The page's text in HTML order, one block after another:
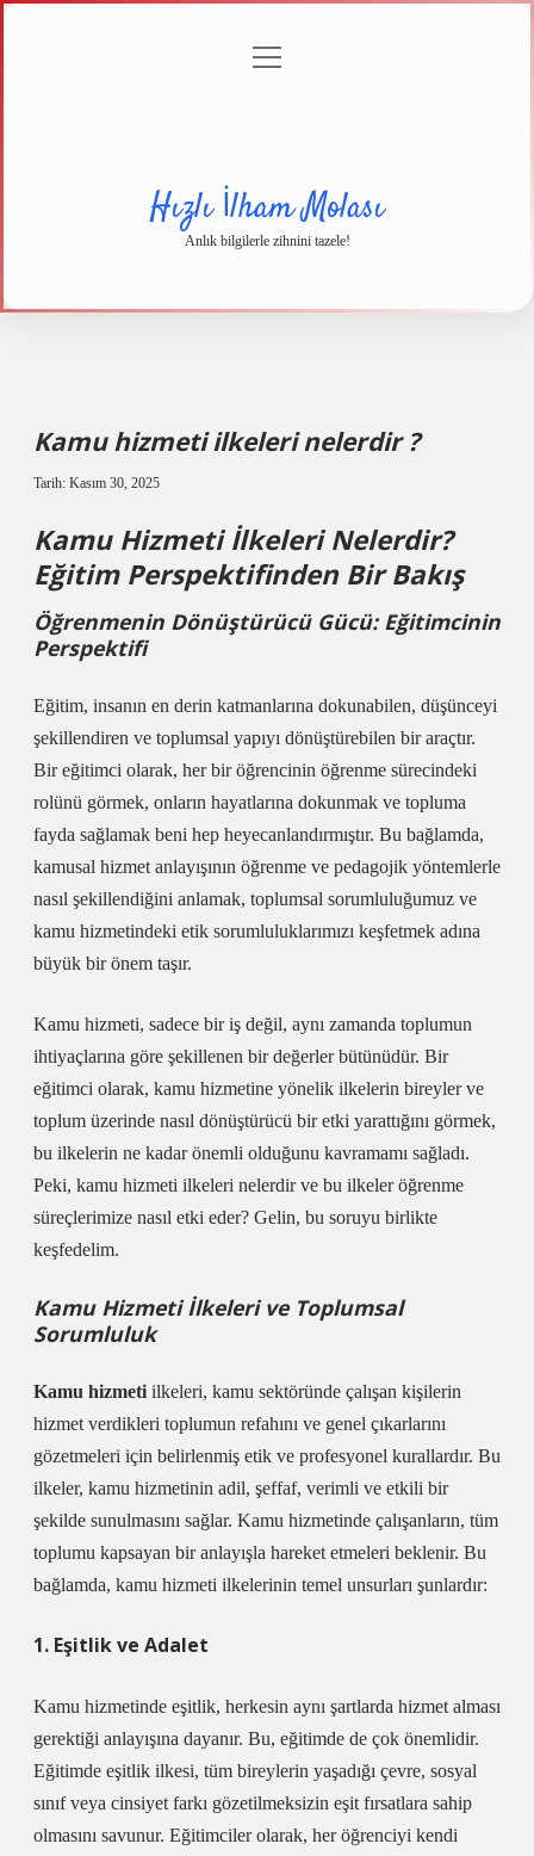
menüyü
Hızlı İlham Molası
Anlık bilgilerle zihnini tazele!
Kamu hizmeti ilkeleri nelerdir ?
Tarih: Kasım 30, 2025
Kamu Hizmeti İlkeleri Nelerdir?
Eğitim Perspektifinden Bir Bakış
Öğrenmenin Dönüştürücü Gücü: Eğitimcinin
Perspektifi
Eğitim, insanın en derin katmanlarına dokunabilen, düşünceyi
şekillendiren ve toplumsal yapıyı dönüştürebilen bir araçtır.
Bir eğitimci olarak, her bir öğrencinin öğrenme sürecindeki
rolünü görmek, onların hayatlarına dokunmak ve topluma
fayda sağlamak beni hep heyecanlandırmıştır. Bu bağlamda,
kamusal hizmet anlayışının öğrenme ve pedagojik yöntemlerle
nasıl şekillendiğini anlamak, toplumsal sorumluluğumuz ve
kamu hizmetindeki etik sorumluluklarımızı keşfetmek adına
büyük bir önem taşır.
Kamu hizmeti, sadece bir iş değil, aynı zamanda toplumun
ihtiyaçlarına göre şekillenen bir değerler bütünüdür. Bir
eğitimci olarak, kamu hizmetine yönelik ilkelerin bireyler ve
toplum üzerinde nasıl dönüştürücü bir etki yarattığını görmek,
bu ilkelerin ne kadar önemli olduğunu kavramamı sağladı.
Peki, kamu hizmeti ilkeleri nelerdir ve bu ilkeler öğrenme
süreçlerimize nasıl etki eder? Gelin, bu soruyu birlikte
keşfedelim.
Kamu Hizmeti İlkeleri ve Toplumsal
Sorumluluk
Kamu hizmeti ilkeleri, kamu sektöründe çalışan kişilerin
hizmet verdikleri toplumun refahını ve genel çıkarlarını
gözetmeleri için belirlenmiş etik ve profesyonel kurallardır. Bu
ilkeler, kamu hizmetinin adil, şeffaf, verimli ve etkili bir
şekilde sunulmasını sağlar. Kamu hizmetinde çalışanların, tüm
toplumu kapsayan bir anlayışla hareket etmeleri beklenir. Bu
bağlamda, kamu hizmeti ilkelerinin temel unsurları şunlardır:
1. Eşitlik ve Adalet
Kamu hizmetinde eşitlik, herkesin aynı şartlarda hizmet alması
gerektiği anlayışına dayanır. Bu, eğitimde de çok önemlidir.
Eğitimde eşitlik ilkesi, tüm bireylerin yaşadığı çevre, sosyal
sınıf veya cinsiyet farkı gözetilmeksizin eşit fırsatlara sahip
olmasını savunur. Eğitimciler olarak, her öğrenciyi kendi